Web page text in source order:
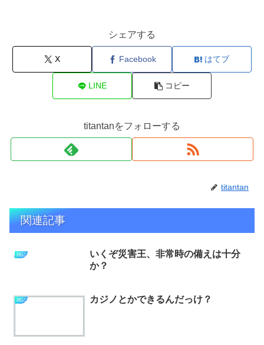
シェアする
X Facebook はてブ
LINE コピー
titantanをフォローする
titantan
関連記事
雑記
いくぞ災害王、非常時の備えは十分
か？
雑記 カジノとかできるんだっけ？